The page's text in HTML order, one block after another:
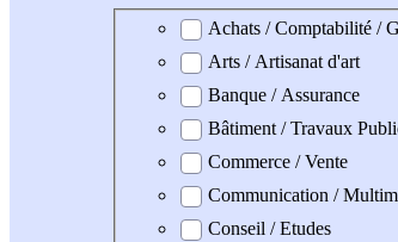
Domaine professionel
Achats / Comptabilité /
Arts / Artisanat d'art
Banque / Assurance
Bâtiment / Travaux
Commerce / Vente
Communication /
Conseil / Etudes